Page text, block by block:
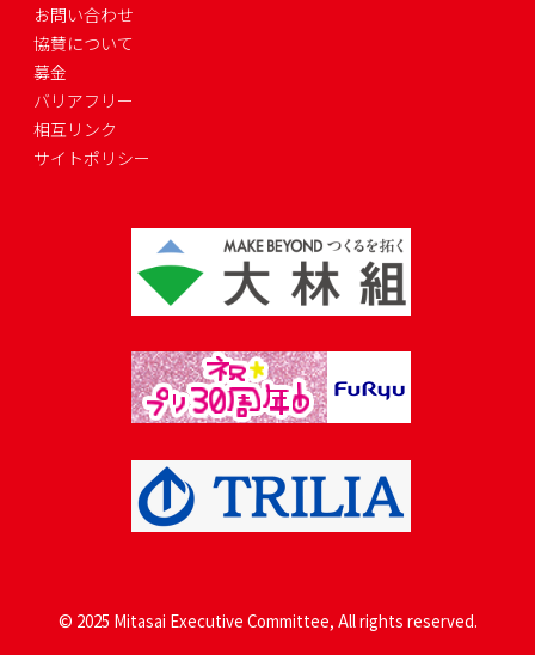
お問い合わせ
協賛について
募金
バリアフリー
相互リンク
サイトポリシー
© 2025 Mitasai Executive Committee, All rights reserved.